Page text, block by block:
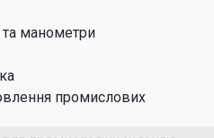
манометри
промислових